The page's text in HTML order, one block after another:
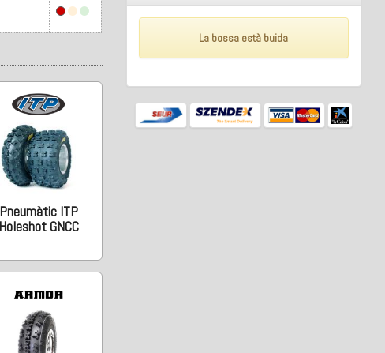
Pneumàtic ITP
Holeshot GNCC
La bossa està buida